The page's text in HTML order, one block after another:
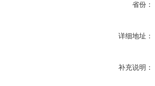
省份：
详细地址：
补充说明：